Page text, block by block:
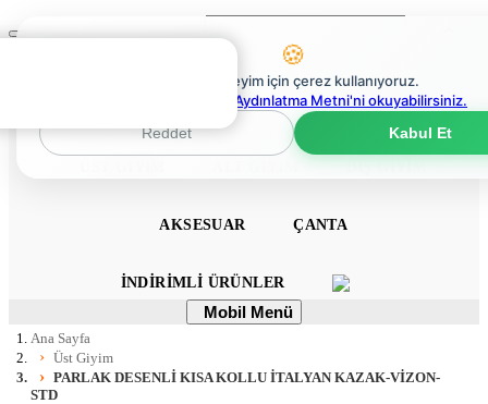
Mobil
0
0
TULUM TAKIM
AKSESUAR ÇANTA
İNDIRIMLI ÜRÜNLER
Mobil
Menü
Mobil Menü
Ana Sayfa
Üst Giyim
PARLAK DESENLİ KISA KOLLU İTALYAN KAZAK-VİZON-
STD
🍪
En iyi deneyim için çerez kullanıyoruz.
Çerez Politikaları Aydınlatma Metni'ni okuyabilirsiniz.
Reddet
Kabul Et